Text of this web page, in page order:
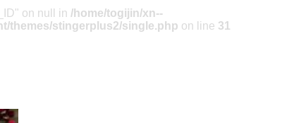
on null in /home/togijin/xn--
themes/stingerplus2/single.php on line 31